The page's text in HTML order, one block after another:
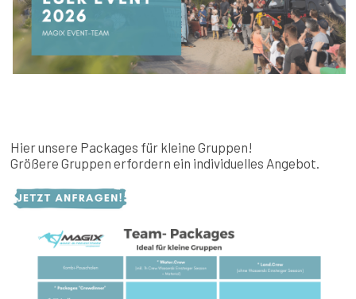
Hier unsere Packages für kleine Gruppen!
Größere Gruppen erfordern ein individuelles Angebot.